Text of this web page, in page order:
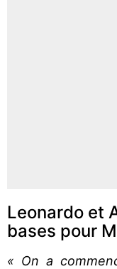
Leonardo et
bases pour
« On a